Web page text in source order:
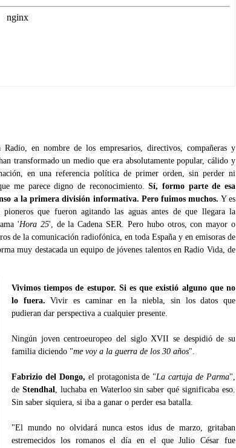
en nombre de los empresarios, directivos, compañeras y
transformado un medio que era absolutamente popular, cálido y
en una referencia política de primer orden, sin perder ni
me parece digno de reconocimiento.Sí, formo parte de esa
a la primera división informativa. Pero fuimos muchos. Y es
que fueron agitando las aguas antes de que llegara la
'Hora 25', de la Cadena SER. Pero hubo otros, con mayor o
de la comunicación radiofónica, en toda España y en emisoras de
muy destacada un equipo de jóvenes talentos en Radio Vida, de
Vivimos tiempos de estupor. Si es que existió alguno que no
lo fuera. Vivir es caminar en la niebla, sin los datos que
pudieran dar perspectiva a cualquier presente.
Ningún joven centroeuropeo del siglo XVII se despidió de su
familia diciendo "me voy a la guerra de los 30 años".
Fabrizio del Dongo, el protagonista de "La cartuja de Parma",
de Stendhal, luchaba en Waterloo sin saber qué significaba eso.
Sin saber siquiera, si iba a ganar o perder esa batalla.
"El mundo no olvidará nunca estos idus de marzo, gritaban
estremecidos los romanos el día en el que Julio César fue